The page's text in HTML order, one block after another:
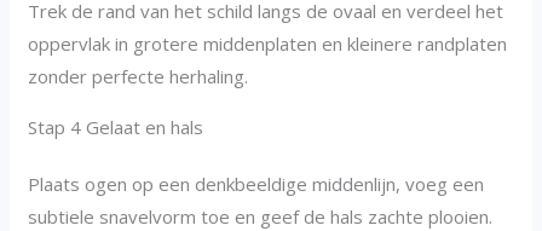
Trek de rand van het schild langs de ovaal en verdeel het
oppervlak in grotere middenplaten en kleinere randplaten
zonder perfecte herhaling.
Stap 4 Gelaat en hals
Plaats ogen op een denkbeeldige middenlijn, voeg een
subtiele snavelvorm toe en geef de hals zachte plooien.